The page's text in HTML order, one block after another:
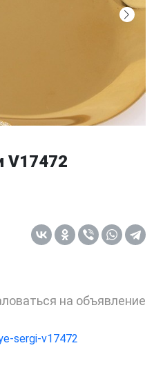
V17472
на объявление
sergi-v17472